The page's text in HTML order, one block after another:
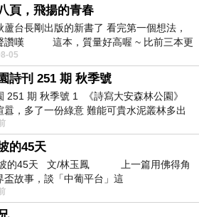
頁，飛揚的青春
蘆台長剛出版的新書了 看完第一個想法，
讚嘆 這本，質量好高喔 ~ 比前三本更
05
詩刊 251 期 秋季號
251 期 秋季號 1 《詩寫大安森林公園》
囂，多了一份綠意 難能可貴水泥叢林多出
的45天
的45天 文/林玉鳳 上一篇用佛得角
盃故事，談「中葡平台」這